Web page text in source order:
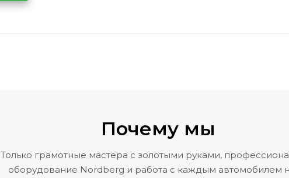
Почему мы
Только грамотные мастера с золотыми руками,
оборудование Nordberg и работа с каждым автомобилем